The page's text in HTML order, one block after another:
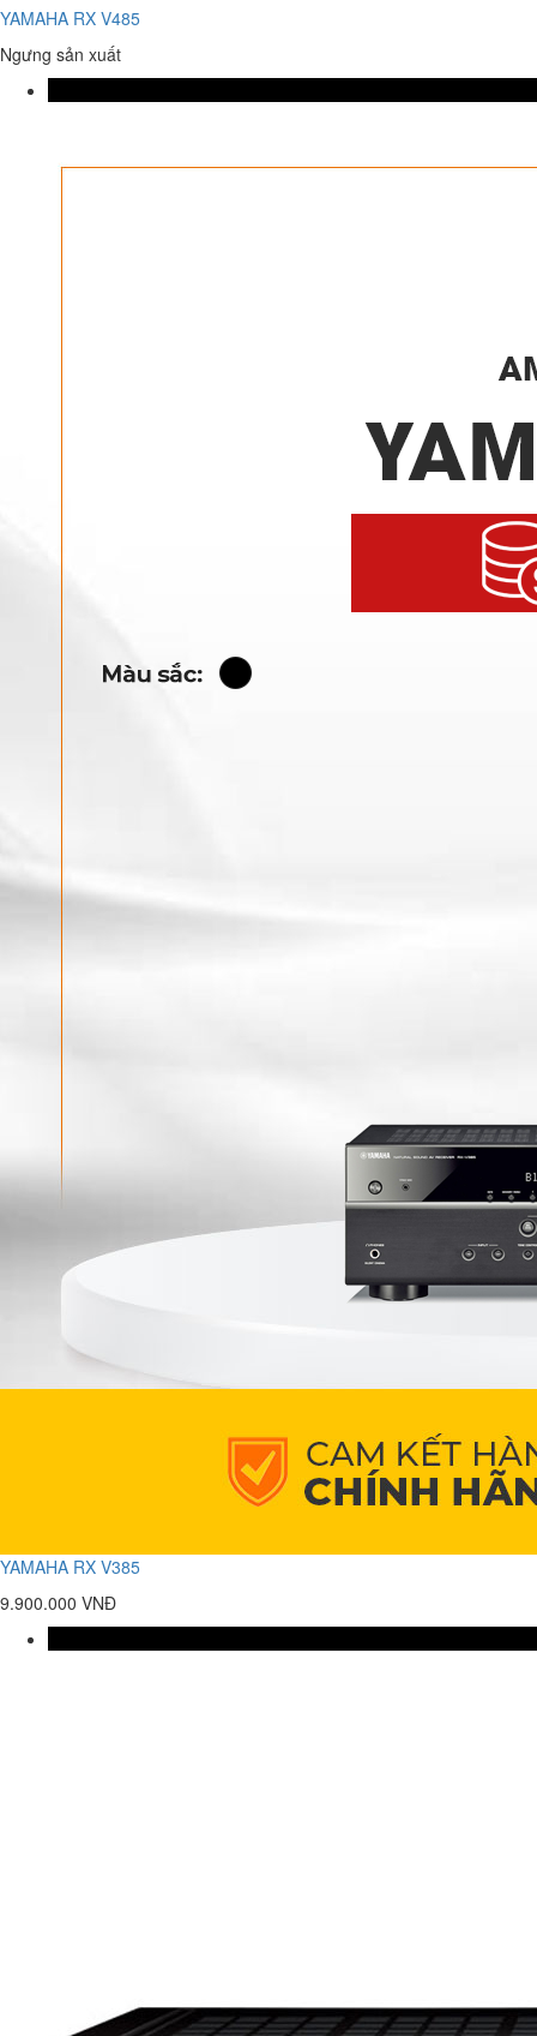
YAMAHA RX V485
Ngưng sản xuất
YAMAHA RX V385
9.900.000 VNĐ